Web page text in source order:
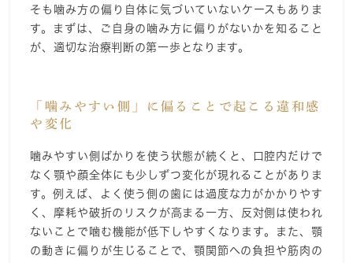
そも噛み方の偏り自体に気づいていないケースもありま
す。まずは、ご自身の噛み方に偏りがないかを知ること
が、適切な治療判断の第一歩となります。
「噛みやすい側」に偏ることで起こる違和感
や変化
噛みやすい側ばかりを使う状態が続くと、口腔内だけで
なく顎や顔全体にも少しずつ変化が現れることがありま
す。例えば、よく使う側の歯には過度な力がかかりやす
く、摩耗や破折のリスクが高まる一方、反対側は使われ
ないことで噛む機能が低下しやすくなります。また、顎
の動きに偏りが生じることで、顎関節への負担や筋肉の